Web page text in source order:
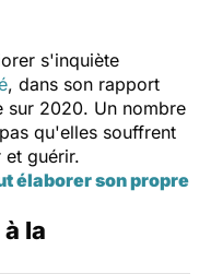
s'inquiète
, dans son rapport
sur 2020. Un nombre
qu'elles souffrent
guérir.
élaborer son propre
la